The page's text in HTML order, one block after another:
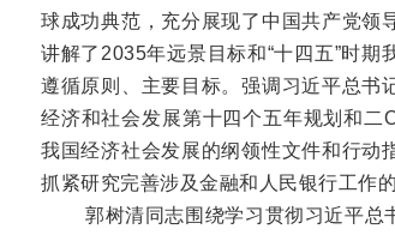
球成功典范，充分展现了中国共产党领
讲解了2035年远景目标和“十四五”时期
遵循原则、主要目标。强调习近平总书
经济和社会发展第十四个五年规划和
我国经济社会发展的纲领性文件和行动
抓紧研究完善涉及金融和人民银行工作
郭树清同志围绕学习贯彻习近平总